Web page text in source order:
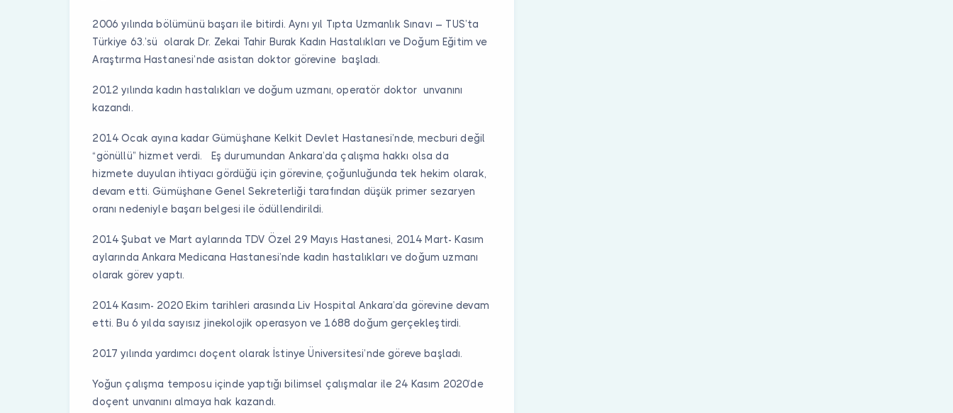
2006 yılında bölümünü başarı ile bitirdi. Aynı yıl Tıpta Uzmanlık Sınavı – TUS’ta
Türkiye 63.’sü olarak Dr. Zekai Tahir Burak Kadın Hastalıkları ve Doğum Eğitim ve
Araştırma Hastanesi’nde asistan doktor görevine başladı.
2012 yılında kadın hastalıkları ve doğum uzmanı, operatör doktor unvanını
kazandı.
2014 Ocak ayına kadar Gümüşhane Kelkit Devlet Hastanesi’nde, mecburi değil
“gönüllü” hizmet verdi. Eş durumundan Ankara’da çalışma hakkı olsa da
hizmete duyulan ihtiyacı gördüğü için görevine, çoğunluğunda tek hekim olarak,
devam etti. Gümüşhane Genel Sekreterliği tarafından düşük primer sezaryen
oranı nedeniyle başarı belgesi ile ödüllendirildi.
2014 Şubat ve Mart aylarında TDV Özel 29 Mayıs Hastanesi, 2014 Mart- Kasım
aylarında Ankara Medicana Hastanesi’nde kadın hastalıkları ve doğum uzmanı
olarak görev yaptı.
2014 Kasım- 2020 Ekim tarihleri arasında Liv Hospital Ankara’da görevine devam
etti. Bu 6 yılda sayısız jinekolojik operasyon ve 1688 doğum gerçekleştirdi.
2017 yılında yardımcı doçent olarak İstinye Üniversitesi’nde göreve başladı.
Yoğun çalışma temposu içinde yaptığı bilimsel çalışmalar ile 24 Kasım 2020’de
doçent unvanını almaya hak kazandı.